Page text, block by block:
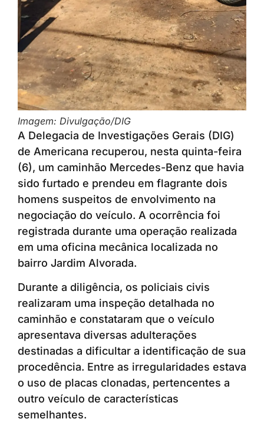
Imagem: Divulgação/DIG
A Delegacia de Investigações Gerais (DIG)
de Americana recuperou, nesta quinta-feira
(6), um caminhão Mercedes-Benz que havia
sido furtado e prendeu em flagrante dois
homens suspeitos de envolvimento na
negociação do veículo. A ocorrência foi
registrada durante uma operação realizada
em uma oficina mecânica localizada no
bairro Jardim Alvorada.
Durante a diligência, os policiais civis
realizaram uma inspeção detalhada no
caminhão e constataram que o veículo
apresentava diversas adulterações
destinadas a dificultar a identificação de sua
procedência. Entre as irregularidades estava
o uso de placas clonadas, pertencentes a
outro veículo de características
semelhantes.